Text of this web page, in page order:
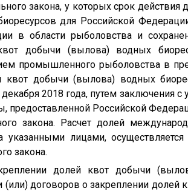
закона, у которых срок действия
для Российской
в области рыболовства и
добычи (вылова) водных
промышленного рыболовства в
квот добычи (вылова) водных
2018 года, путем заключения с
Российской
закона. Расчет долей
указанными лицами,
закона.
долей квот добычи
договоров о закреплении долей